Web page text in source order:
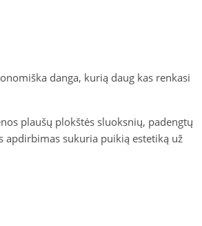
danga, kurią daug kas renkasi
plaušų plokštės sluoksnių, padengtų
apdirbimas sukuria puikią estetiką už